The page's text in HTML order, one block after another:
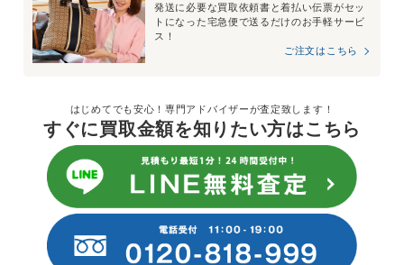
発送に必要な買取依頼書と着払い伝票がセッ
トになった宅急便で送るだけのお手軽サービ
ス！
ご注文はこちら
はじめてでも安心！専門アドバイザーが査定致します！
すぐに買取金額を知りたい方はこちら